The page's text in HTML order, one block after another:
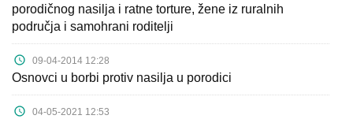
English
Kontakt
porodičnog nasilja i ratne torture, žene iz ruralnih
područja i samohrani roditelji
09-04-2014 12:28
Osnovci u borbi protiv nasilja u porodici
04-05-2021 12:53